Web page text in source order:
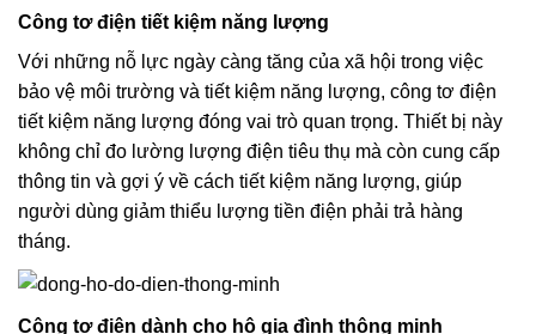
Công tơ điện tiết kiệm năng lượng
Với những nỗ lực ngày càng tăng của xã hội trong việc
bảo vệ môi trường và tiết kiệm năng lượng, công tơ điện
tiết kiệm năng lượng đóng vai trò quan trọng. Thiết bị này
không chỉ đo lường lượng điện tiêu thụ mà còn cung cấp
thông tin và gợi ý về cách tiết kiệm năng lượng, giúp
người dùng giảm thiểu lượng tiền điện phải trả hàng
tháng.
Công tơ điện dành cho hộ gia đình thông minh